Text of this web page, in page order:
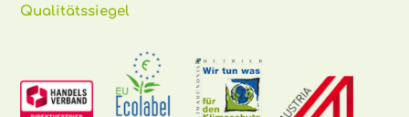
Qualitätssiegel